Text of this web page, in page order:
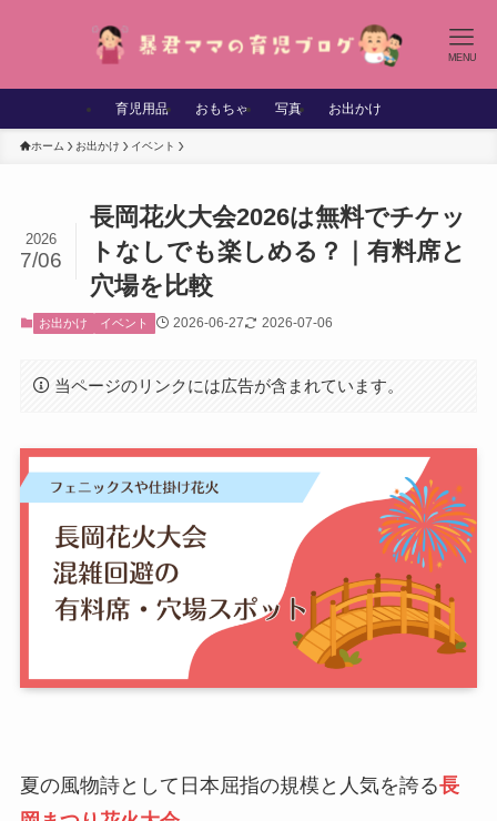
MENU
育児用品 おもちゃ 写真 お出かけ
ホーム お出かけ イベント
長岡花火大会2026は無料でチケッ
トなしでも楽しめる？｜有料席と
穴場を比較
2026
7/06
お出かけ イベント 2026-06-27 2026-07-06
当ページのリンクには広告が含まれています。
夏の風物詩として日本屈指の規模と人気を誇る長